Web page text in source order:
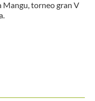
Mangu, torneo gran V